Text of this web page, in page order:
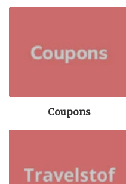
Coupons